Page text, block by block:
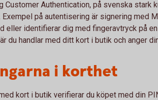
Customer Authentication, på svenska stark
på autentisering är signering med
eller identifierar dig med fingeravtryck på
du handlar med ditt kort i butik och anger
i korthet
kort i butik verifierar du köpet med din